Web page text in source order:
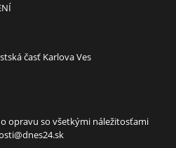
časť Karlova Ves
opravu so všetkými náležitosťami